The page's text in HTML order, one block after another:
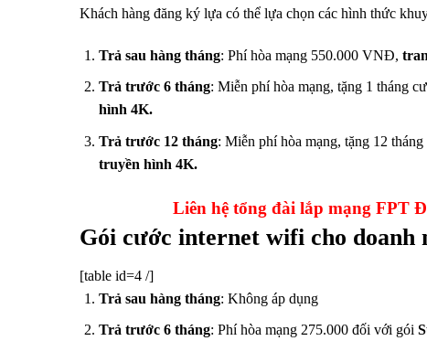
Khách hàng đăng ký lựa có thể lựa chọn các hình thức
Trả sau hàng tháng: Phí hòa mạng 550.000 VNĐ,
Trả trước 6 tháng: Miễn phí hòa mạng, tặng 1 tháng
hình 4K.
Trả trước 12 tháng: Miễn phí hòa mạng, tặng 12
truyền hình 4K.
Liên hệ tổng đài lắp mạng FPT
Gói cước internet wifi cho doanh
[table id=4 /]
Trả sau hàng tháng: Không áp dụng
Trả trước 6 tháng: Phí hòa mạng 275.000 đối với gói